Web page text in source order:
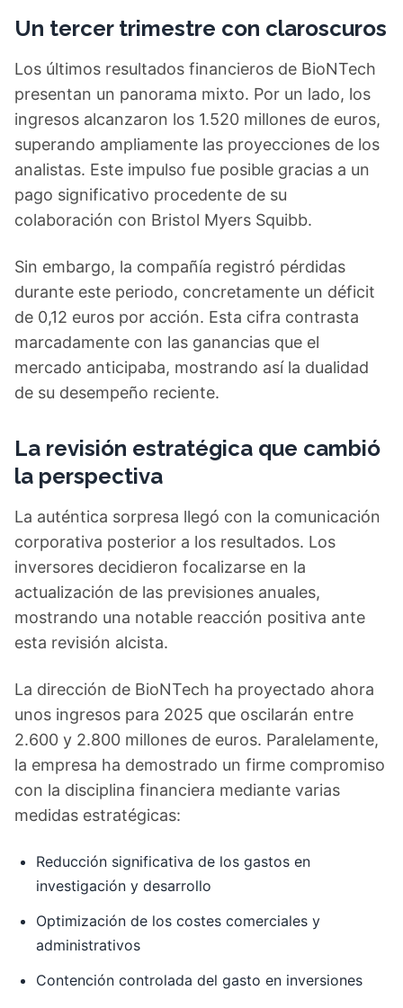
Un tercer trimestre con claroscuros
Los últimos resultados financieros de BioNTech
presentan un panorama mixto. Por un lado, los
ingresos alcanzaron los 1.520 millones de euros,
superando ampliamente las proyecciones de los
analistas. Este impulso fue posible gracias a un
pago significativo procedente de su
colaboración con Bristol Myers Squibb.
Sin embargo, la compañía registró pérdidas
durante este periodo, concretamente un déficit
de 0,12 euros por acción. Esta cifra contrasta
marcadamente con las ganancias que el
mercado anticipaba, mostrando así la dualidad
de su desempeño reciente.
La revisión estratégica que cambió
la perspectiva
La auténtica sorpresa llegó con la comunicación
corporativa posterior a los resultados. Los
inversores decidieron focalizarse en la
actualización de las previsiones anuales,
mostrando una notable reacción positiva ante
esta revisión alcista.
La dirección de BioNTech ha proyectado ahora
unos ingresos para 2025 que oscilarán entre
2.600 y 2.800 millones de euros. Paralelamente,
la empresa ha demostrado un firme compromiso
con la disciplina financiera mediante varias
medidas estratégicas:
Reducción significativa de los gastos en
investigación y desarrollo
Optimización de los costes comerciales y
administrativos
Contención controlada del gasto en inversiones